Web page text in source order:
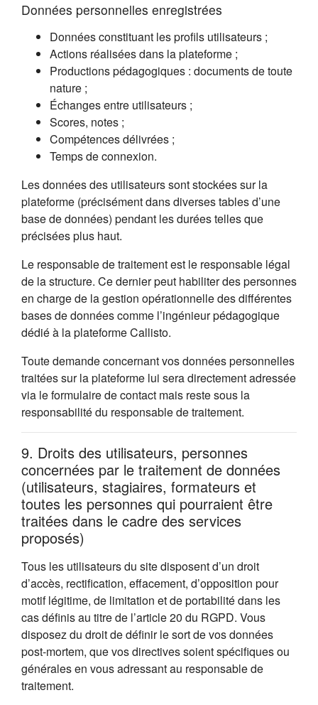
Données personnelles enregistrées
Données constituant les profils utilisateurs ;
Actions réalisées dans la plateforme ;
Productions pédagogiques : documents de toute
nature ;
Échanges entre utilisateurs ;
Scores, notes ;
Compétences délivrées ;
Temps de connexion.
Les données des utilisateurs sont stockées sur la
plateforme (précisément dans diverses tables d’une
base de données) pendant les durées telles que
précisées plus haut.
Le responsable de traitement est le responsable légal
de la structure. Ce dernier peut habiliter des personnes
en charge de la gestion opérationnelle des différentes
bases de données comme l’ingénieur pédagogique
dédié à la plateforme Callisto.
Toute demande concernant vos données personnelles
traitées sur la plateforme lui sera directement adressée
via le formulaire de contact mais reste sous la
responsabilité du responsable de traitement.
9. Droits des utilisateurs, personnes
concernées par le traitement de données
(utilisateurs, stagiaires, formateurs et
toutes les personnes qui pourraient être
traitées dans le cadre des services
proposés)
Tous les utilisateurs du site disposent d’un droit
d’accès, rectification, effacement, d’opposition pour
motif légitime, de limitation et de portabilité dans les
cas définis au titre de l’article 20 du RGPD. Vous
disposez du droit de définir le sort de vos données
post-mortem, que vos directives soient spécifiques ou
générales en vous adressant au responsable de
traitement.